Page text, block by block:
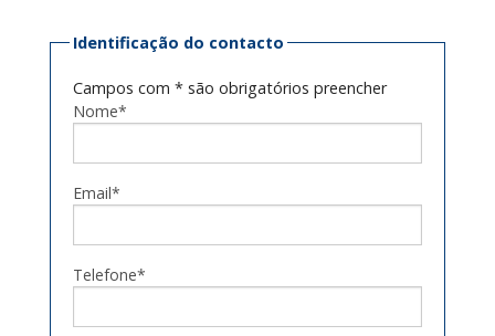
Identificação do contacto
Campos com * são obrigatórios preencher
Nome*
Email*
Telefone*